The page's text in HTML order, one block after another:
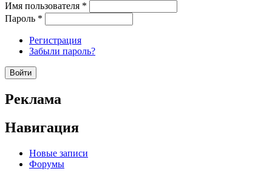
Имя пользователя *
Пароль *
Регистрация
Забыли пароль?
Реклама
Навигация
Новые записи
Форумы